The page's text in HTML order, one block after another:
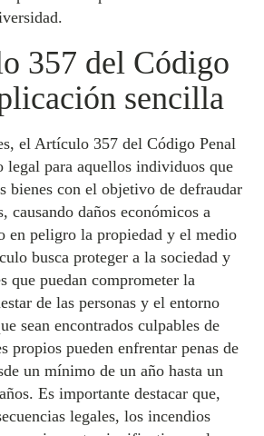
357 del Código
sencilla
el Artículo 357 del Código Penal
legal para aquellos individuos que
bienes con el objetivo de defraudar
causando daños económicos a
en peligro la propiedad y el medio
busca proteger a la sociedad y
que puedan comprometer la
de las personas y el entorno
sean encontrados culpables de
propios pueden enfrentar penas de
un mínimo de un año hasta un
Es importante destacar que,
legales, los incendios